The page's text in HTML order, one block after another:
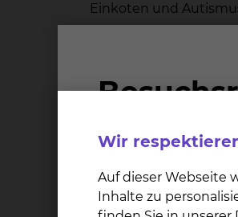
Einkoten und
Wir
Auf dieser Webseite
Inhalte zu